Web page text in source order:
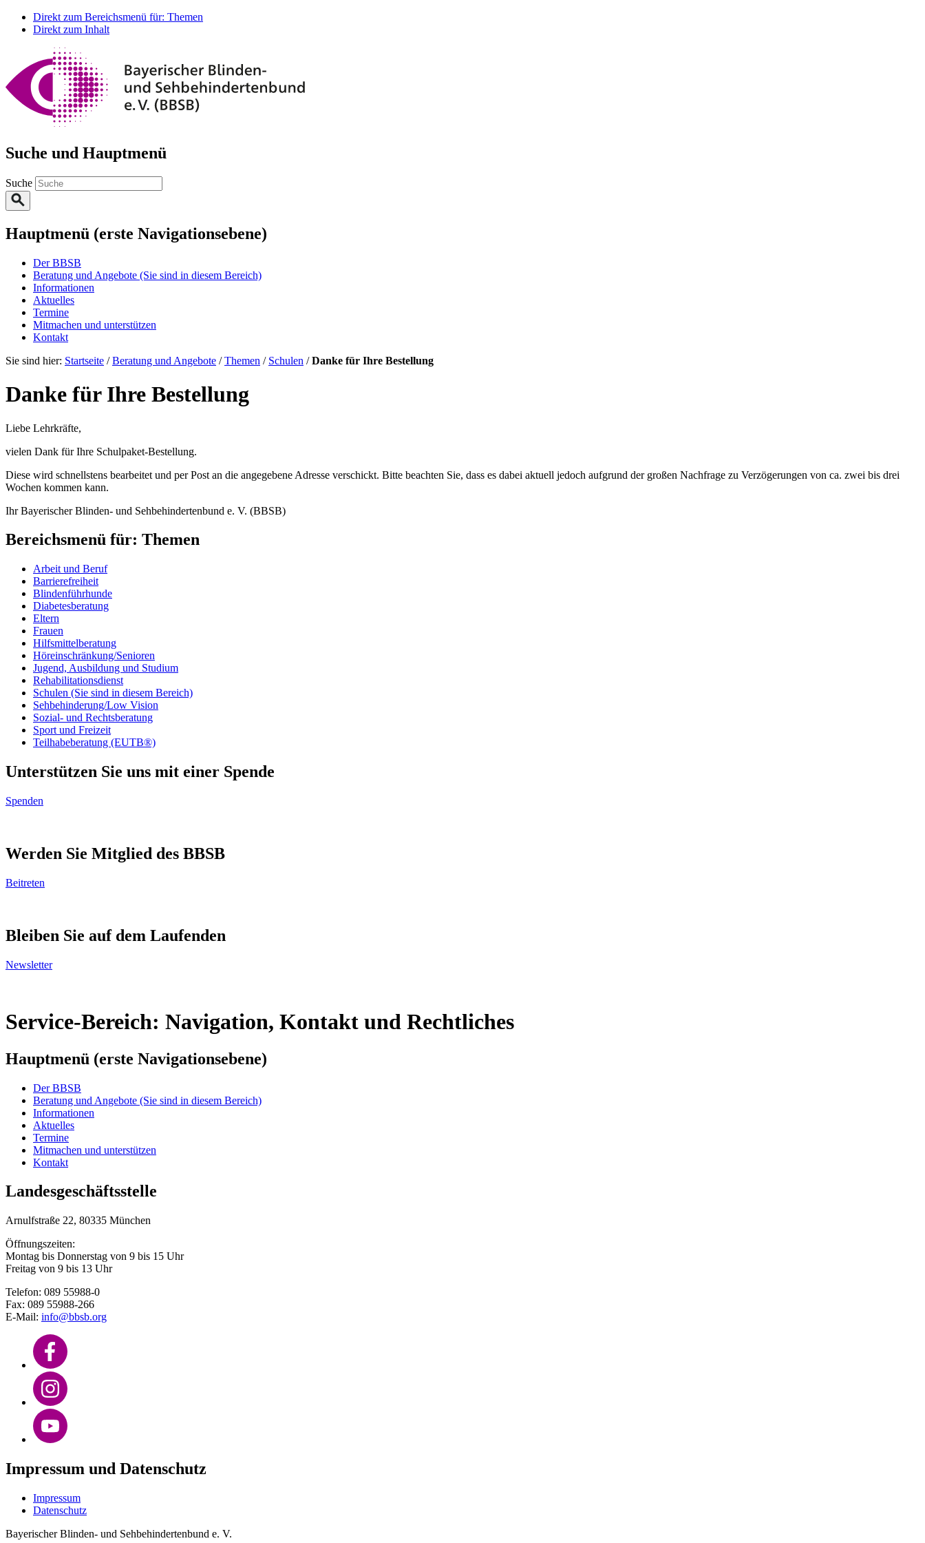
Direkt zum Bereichsmenü für: Themen
Direkt zum Inhalt
Suche und Hauptmenü
Suche
Hauptmenü (erste Navigationsebene)
Der BBSB
Beratung und Angebote (Sie sind in diesem Bereich)
Informationen
Aktuelles
Termine
Mitmachen und unterstützen
Kontakt
Sie sind hier: Startseite /Beratung und Angebote /Themen / Schulen /Danke für Ihre Bestellung
Danke für Ihre Bestellung
Liebe Lehrkräfte,
vielen Dank für Ihre Schulpaket-Bestellung.
Diese wird schnellstens bearbeitet und per Post an die angegebene Adresse verschickt. Bitte beachten Sie, dass es dabei aktuell jedoch aufgrund der großen Nachfrage zu Verzögerungen von ca. zwei bis drei
Wochen kommen kann.
Ihr Bayerischer Blinden- und Sehbehindertenbund e. V. (BBSB)
Bereichsmenü für: Themen
Arbeit und Beruf
Barrierefreiheit
Blindenführhunde
Diabetesberatung
Eltern
Frauen
Hilfsmittelberatung
Höreinschränkung/Senioren
Jugend, Ausbildung und Studium
Rehabilitationsdienst
Schulen (Sie sind in diesem Bereich)
Sehbehinderung/Low Vision
Sozial- und Rechtsberatung
Sport und Freizeit
Teilhabeberatung (EUTB®)
Unterstützen Sie uns mit einer Spende
Spenden
Werden Sie Mitglied des BBSB
Beitreten
Bleiben Sie auf dem Laufenden
Newsletter
Service-Bereich: Navigation, Kontakt und Rechtliches
Hauptmenü (erste Navigationsebene)
Der BBSB
Beratung und Angebote (Sie sind in diesem Bereich)
Informationen
Aktuelles
Termine
Mitmachen und unterstützen
Kontakt
Landesgeschäftsstelle
Arnulfstraße 22, 80335 München
Öffnungszeiten:
Montag bis Donnerstag von 9 bis 15 Uhr
Freitag von 9 bis 13 Uhr
Telefon: 089 55988-0
Fax: 089 55988-266
E-Mail: info@bbsb.org
Impressum und Datenschutz
Impressum
Datenschutz
Bayerischer Blinden- und Sehbehindertenbund e. V.